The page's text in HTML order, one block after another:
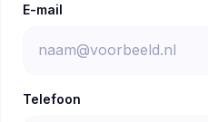
E-mail
Telefoon